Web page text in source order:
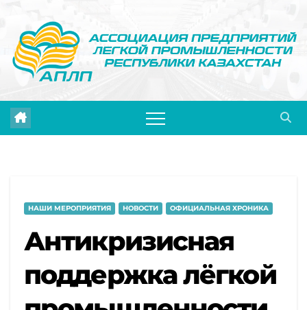
содержимому
НАШИ МЕРОПРИЯТИЯ НОВОСТИ ОФИЦИАЛЬНАЯ ХРОНИКА
Антикризисная
поддержка лёгкой